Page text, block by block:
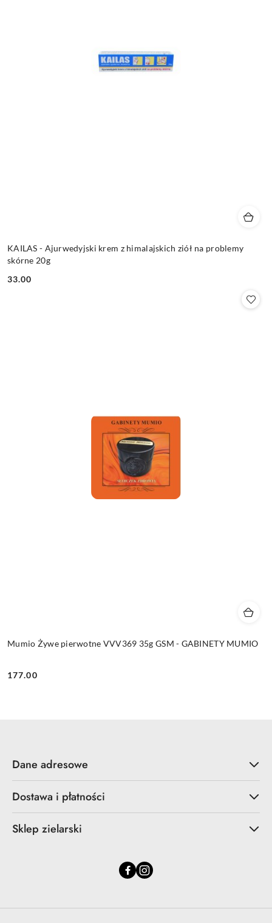
KAILAS - Ajurwedyjski krem z himalajskich ziół na problemy
skórne 20g
Cena:
33.00
Mumio Żywe pierwotne VVV369 35g GSM - GABINETY MUMIO
Cena:
177.00
Dane adresowe
Dostawa i płatności
Sklep zielarski